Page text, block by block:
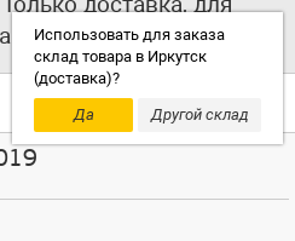
Использовать для заказа
склад товара в Иркутск
(доставка)?
Да
Другой склад
выбирайте
другой склад!